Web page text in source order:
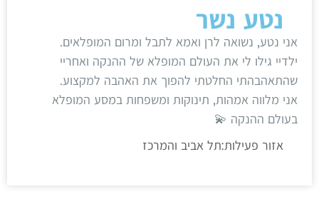
נטע נשר
אני נטע, נשואה לרן ואמא לתבל ומרום המופלאים.
ילדיי גילו לי את העולם המופלא של ההנקה ואחריי
שהתאהבהתי החלטתי להפוך את האהבה למקצוע.
אני מלווה אמהות, תינוקות ומשפחות במסע המופלא
בעולם ההנקה 💫
אזור פעילות:תל אביב והמרכז